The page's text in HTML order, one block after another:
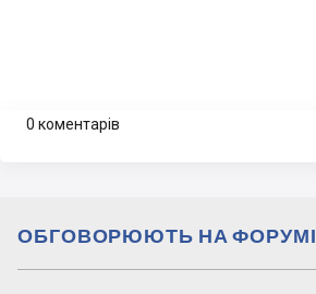
0 коментарів
ОБГОВОРЮЮТЬ НА ФОРУМІ